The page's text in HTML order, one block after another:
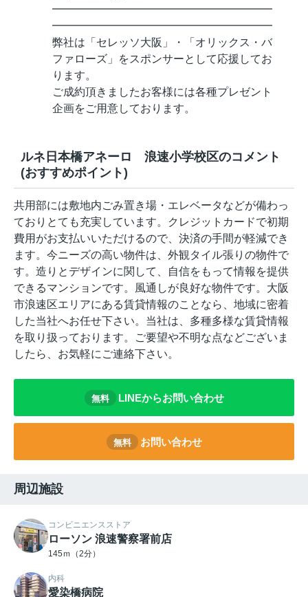
━━━━━━━━━━━━━━━━━━━━
━━━━━━━━━━━━━━━━━━━━
弊社は「セレッソ大阪」・「オリックス・バ
ファローズ」をスポンサーとして応援してお
ります。
ご成約頂きましたお客様には各種プレゼント
企画をご用意しております。
ルネ日本橋アネーロ 浪速小学校区のコメント
(おすすめポイント)
共用部には敷地内ごみ置き場・エレベータなどが備わっ
ておりとても充実しています。クレジットカードで初期
費用がお支払いいただけるので、決済の手間が軽減でき
ます。今ニーズの高い物件は、外観タイル張りの物件で
す。造りとデザインに関して、自信をもって情報を提供
できるマンションです。風通しが良好な物件です。大阪
市浪速区エリアにある賃貸情報のことなら、地域に密着
した当社へお任せ下さい。当社は、多種多様な賃貸情報
を取り扱っております。ご要望や不明な点などございま
したら、お気軽にご連絡下さい。
無料 LINEからお問い合わせ
無料 お問い合わせ
周辺施設
コンビニエンスストア
ローソン 浪速警察署前店
145ｍ（2分）
内科
愛染橋病院